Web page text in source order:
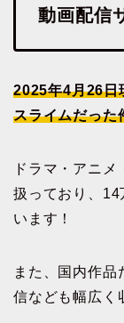
動画配信
2025年4月26日
スライムだった
ドラマ・アニ
扱っており、14
います！
また、国内作品
信なども幅広く